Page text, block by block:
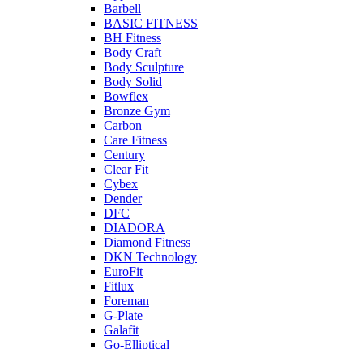
Barbell
BASIC FITNESS
BH Fitness
Body Craft
Body Sculpture
Body Solid
Bowflex
Bronze Gym
Carbon
Care Fitness
Century
Clear Fit
Cybex
Dender
DFC
DIADORA
Diamond Fitness
DKN Technology
EuroFit
Fitlux
Foreman
G-Plate
Galafit
Go-Elliptical